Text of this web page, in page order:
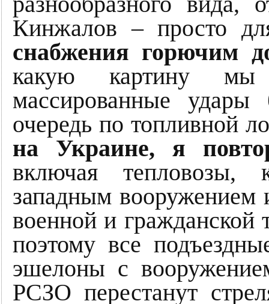
Кинжалов – просто
снабжения горючим
какую картину мы
массированные
очередь по топливной
на Украине, я
включая
западным вооружением
военной и гражданской
поэтому все
эшелоны с
РСЗО перестанут